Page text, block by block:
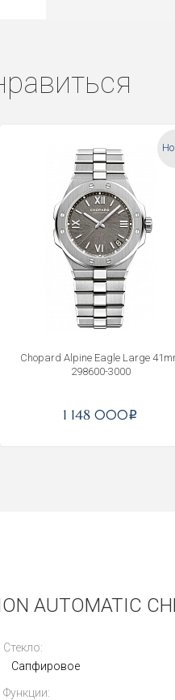
Chopard Alpine Eagle Large
298600-3000
1 148 000i
AUTOMATIC
Стекло:
Сапфировое
Функции: